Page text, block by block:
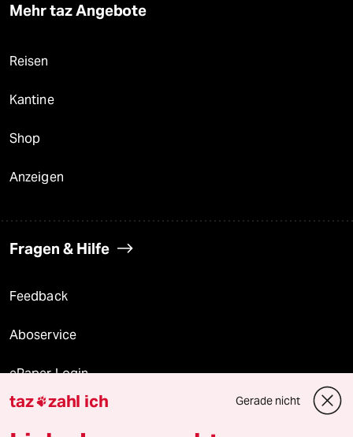
Mehr taz Angebote
Reisen
Kantine
Shop
Anzeigen
Fragen & Hilfe
Feedback
Aboservice
ePaper Login
Downloads für Abonnierende
taz zahl ich Gerade nicht